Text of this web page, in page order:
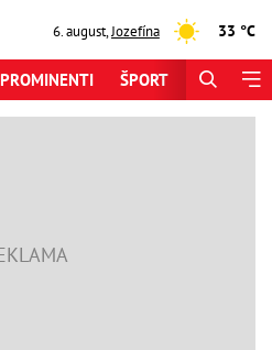
6. august,Jozefína 33 °C
PROMINENTI ŠPORT